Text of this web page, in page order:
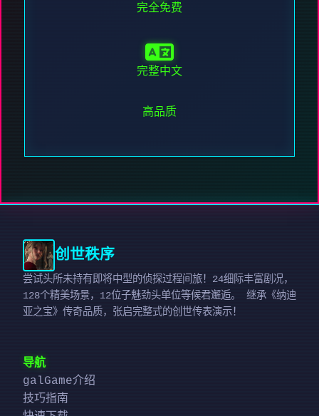
完全免费
完整中文
高品质
创世秩序
尝试头所未持有即将中型的侦探过程间旅！24细际丰富剧况，
128个精美场景，12位子魅劲头单位等候君邂逅。 继承《纳迪
亚之宝》传奇品质，张启完整式的创世传表演示！
导航
galGame介绍
技巧指南